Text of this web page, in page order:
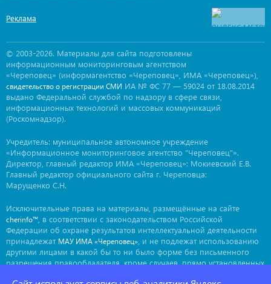
Реклама
© 2003-2026. Материалы для сайта подготовлены
информационным мониторинговым агентством
«Череповец» (информагентство «Череповец», ИМА «Череповец»),
свидетельство о регистрации СМИ ИА № ФС 77 — 59024 от 18.08.2014
выдано Федеральной службой по надзору в сфере связи,
информационных технологий и массовых коммуникаций
(Роскомнадзор).
Учредитель: муниципальное автономное учреждение
«Информационное мониторинговое агентство "Череповец"».
Директор, главный редактор ИМА «Череповец»: Мокиевский Е.В.
Главный редактор официального сайта г. Череповца:
Марущенко С.Н.
Исключительные права на материалы, размещённые на сайте
cherinfo™ , в соответствии с законодательством Российской
Федерации об охране результатов интеллектуальной деятельности
принадлежат МАУ ИМА «Череповец» , и не подлежат использованию
другими лицами в какой бы то ни было форме без письменного
разрешения правообладателя, кроме случаев, прямо установленных